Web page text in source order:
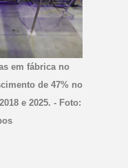
em fábrica no
de 47% no
e 2025. - Foto: